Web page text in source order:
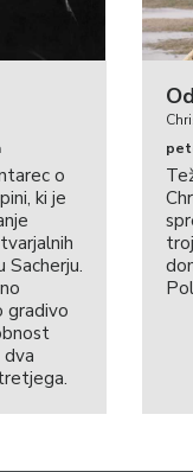
o
ki je
Sacherju.
gradivo
dva